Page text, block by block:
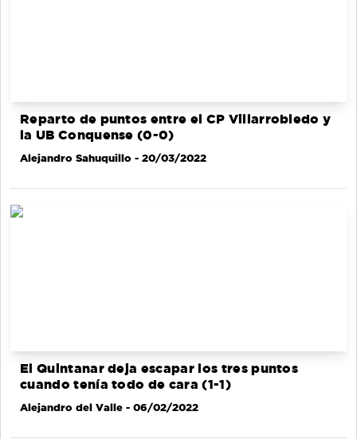
Reparto de puntos entre el CP Villarrobledo y
la UB Conquense (0-0)
Alejandro Sahuquillo - 20/03/2022
El Quintanar deja escapar los tres puntos
cuando tenía todo de cara (1-1)
Alejandro del Valle - 06/02/2022